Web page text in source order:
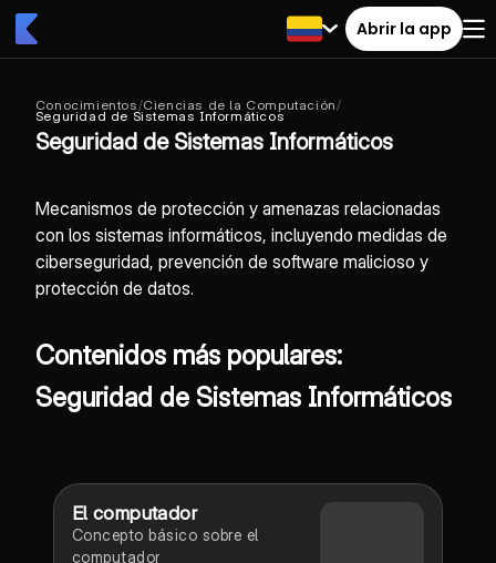
Abrir la app
Conocimientos/Ciencias de la Computación/
Seguridad de Sistemas Informáticos
Seguridad de Sistemas Informáticos
Mecanismos de protección y amenazas relacionadas
con los sistemas informáticos, incluyendo medidas de
ciberseguridad, prevención de software malicioso y
protección de datos.
Contenidos más populares:
Seguridad de Sistemas Informáticos
El computador
Concepto básico sobre el
computador